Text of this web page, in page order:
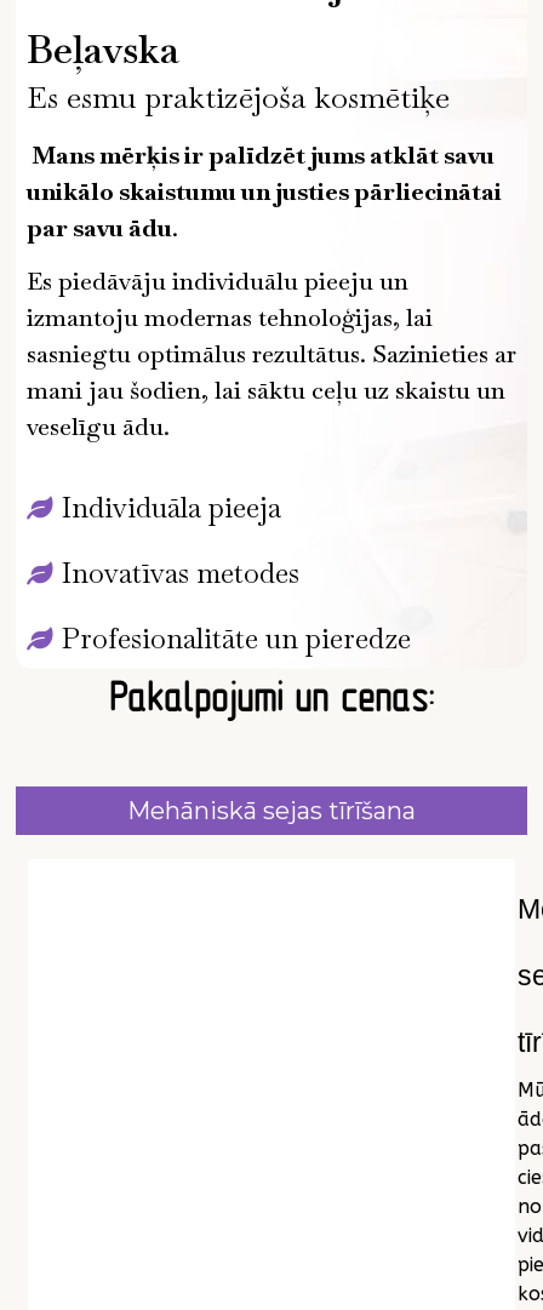
Beļavska
Es esmu praktizējoša kosmētiķe
Mans mērķis ir palīdzēt jums atklāt savu
unikālo skaistumu un justies pārliecinātai
par savu ādu.
Es piedāvāju individuālu pieeju un
izmantoju modernas tehnoloģijas, lai
sasniegtu optimālus rezultātus. Sazinieties ar
mani jau šodien, lai sāktu ceļu uz skaistu un
veselīgu ādu.
Individuāla pieeja
Inovatīvas metodes
Profesionalitāte un pieredze
Pakalpojumi un cenas:
Mehāniskā sejas tīrīšana
no